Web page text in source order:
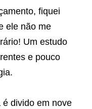
fiquei
ele não me
Um estudo
e pouco
divido em nove